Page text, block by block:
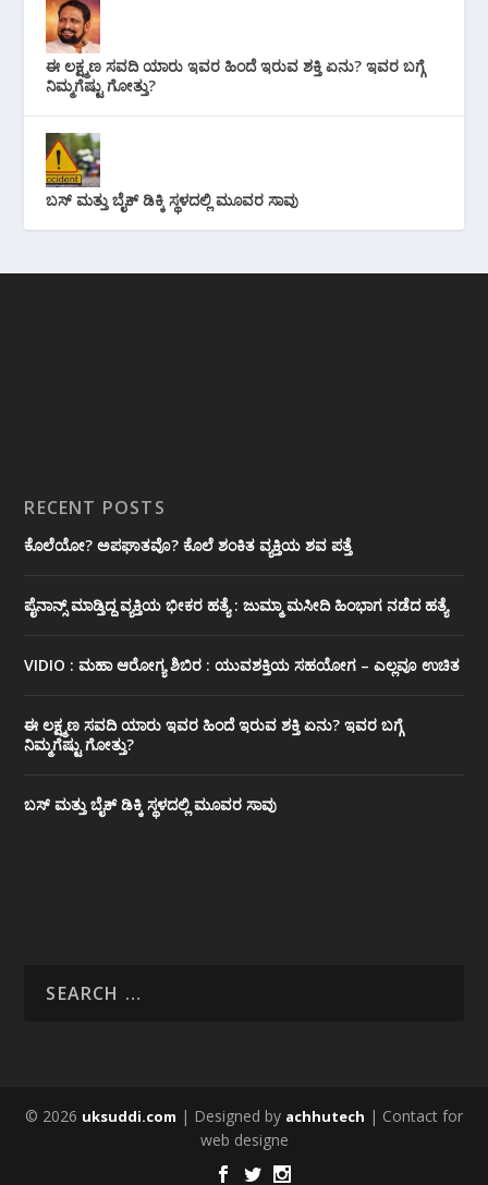
ಈ ಲಕ್ಷ್ಮಣ ಸವದಿ ಯಾರು ಇವರ ಹಿಂದೆ ಇರುವ ಶಕ್ತಿ ಏನು? ಇವರ ಬಗ್ಗೆ
ನಿಮ್ಮಗೆಷ್ಟು ಗೋತ್ತು?
ಬಸ್ ಮತ್ತು ಬೈಕ್ ಡಿಕ್ಕಿ ಸ್ಥಳದಲ್ಲಿ ಮೂವರ ಸಾವು
RECENT POSTS
ಕೊಲೆಯೋ? ಅಪಘಾತವೊ? ಕೊಲೆ ಶಂಕಿತ ವ್ಯಕ್ತಿಯ ಶವ ಪತ್ತೆ
ಪೈನಾನ್ಸ್ ಮಾಡ್ತಿದ್ದ ವ್ಯಕ್ತಿಯ ಭೀಕರ‌ ಹತ್ಯೆ : ಜುಮ್ಮಾ ಮಸೀದಿ ಹಿಂಭಾಗ ನಡೆದ ಹತ್ಯೆ
VIDIO : ಮಹಾ ಆರೋಗ್ಯ ಶಿಬಿರ : ಯುವಶಕ್ತಿಯ ಸಹಯೋಗ – ಎಲ್ಲವೂ ಉಚಿತ
ಈ ಲಕ್ಷ್ಮಣ ಸವದಿ ಯಾರು ಇವರ ಹಿಂದೆ ಇರುವ ಶಕ್ತಿ ಏನು? ಇವರ ಬಗ್ಗೆ
ನಿಮ್ಮಗೆಷ್ಟು ಗೋತ್ತು?
ಬಸ್ ಮತ್ತು ಬೈಕ್ ಡಿಕ್ಕಿ ಸ್ಥಳದಲ್ಲಿ ಮೂವರ ಸಾವು
© 2026 uksuddi.com | Designed by achhutech | Contact for
web designe